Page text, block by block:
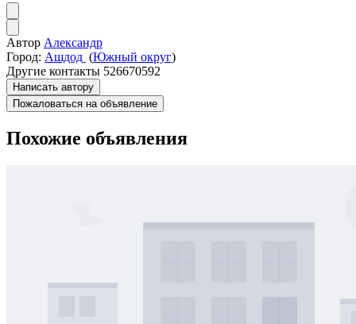
Автор Александр
Город: Ашдод (Южный округ)
Другие контакты 526670592
Написать автору
Пожаловаться на объявление
Похожие объявления